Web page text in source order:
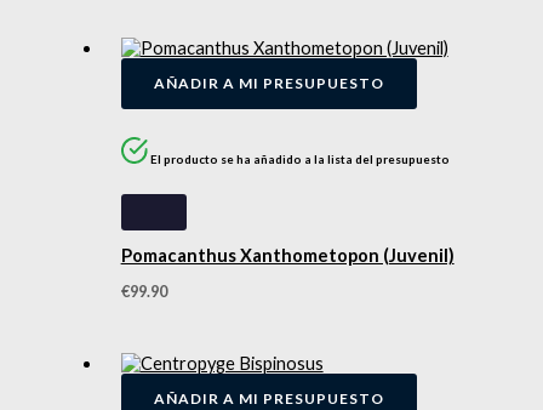
AÑADIR A MI PRESUPUESTO
El producto se ha añadido a la lista del presupuesto
Pomacanthus Xanthometopon (Juvenil)
€99.90
AÑADIR A MI PRESUPUESTO